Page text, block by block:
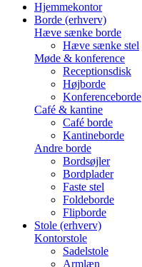
Hjemmekontor
Borde (erhverv)
Hæve sænke borde
Hæve sænke stel
Møde & konference
Receptionsdisk
Højborde
Konferenceborde
Café & kantine
Café borde
Kantineborde
Andre borde
Bordsøjler
Bordplader
Faste stel
Foldeborde
Flipborde
Stole (erhverv)
Kontorstole
Sadelstole
Armlæn